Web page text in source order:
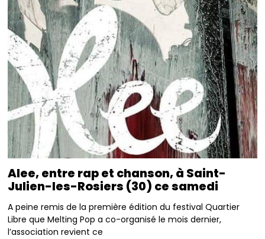
Alee, entre rap et chanson, à Saint-
Julien-les-Rosiers (30) ce samedi
A peine remis de la première édition du festival Quartier
Libre que Melting Pop a co-organisé le mois dernier,
l’association revient ce